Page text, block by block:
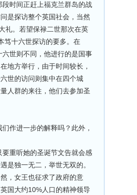
时间正赶上福克兰群岛的战
是探访整个英国社会，当然
礼。若望保禄二世那次在英
笃十六世探访的要多。在
世则不同，他进行的是国事
地方举行，由于时间较长，
世的访问则集中在四个城
人群的来往，他们去参加圣
作进一步的解释吗？此外，
重听她的圣诞节文告就会感
是独一无二，举世无双的。
，女王也征求了政府的意
国大约10%人口的精神领导